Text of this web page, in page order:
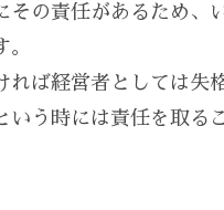
その責任があるため、
ば経営者としては失
う時には責任を取る